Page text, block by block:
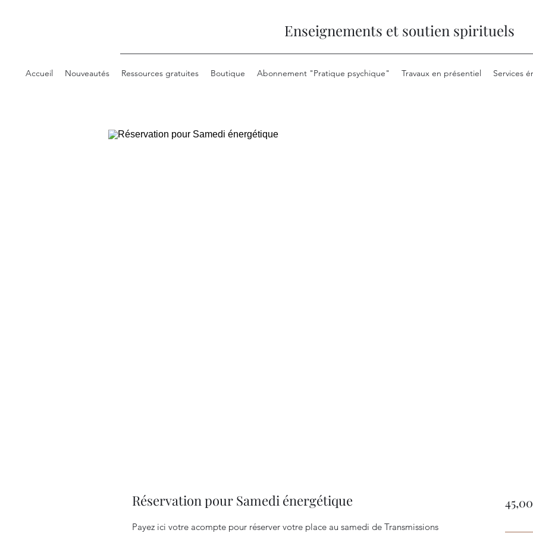
Enseignements et soutien spirituels
Accueil Nouveautés Ressources gratuites Boutique Abonnement "Pratique psychique" Travaux en présentiel Services
Réservation pour Samedi énergétique
Payez ici votre acompte pour réserver votre place au samedi de Transmissions